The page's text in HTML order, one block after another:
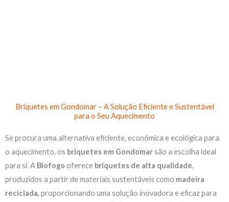
Briquetes em Gondomar – A Solução Eficiente e Sustentável
para o Seu Aquecimento
Se procura uma alternativa eficiente, económica e ecológica para
o aquecimento, os briquetes em Gondomarsão a escolha ideal
para si. A Biofogo oferece briquetes de alta qualidade,
produzidos a partir de materiais sustentáveis como madeira
reciclada, proporcionando uma solução inovadora e eficaz para